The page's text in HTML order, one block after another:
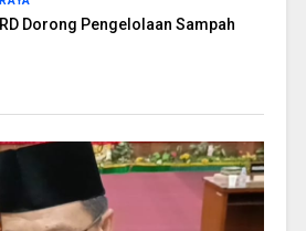
Dorong Pengelolaan Sampah